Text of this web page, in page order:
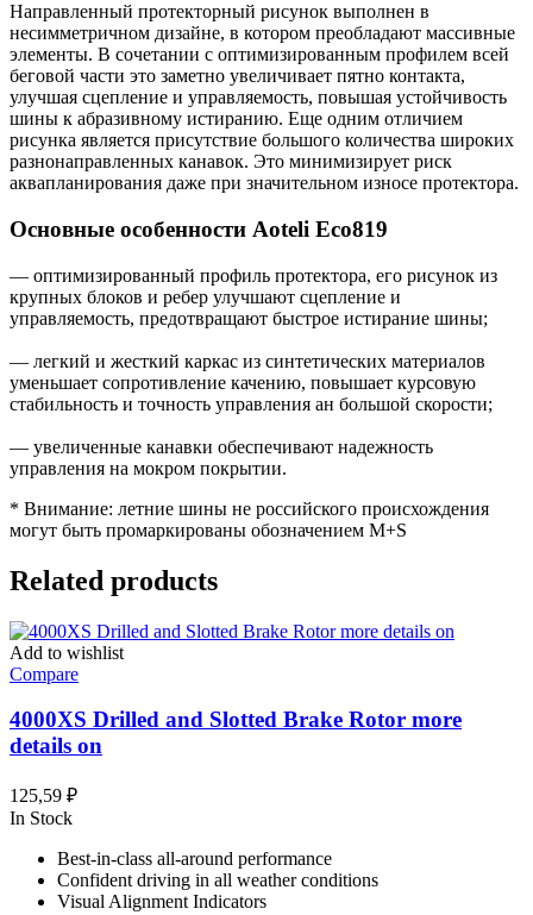
Направленный протекторный рисунок выполнен в
несимметричном дизайне, в котором преобладают массивные
элементы. В сочетании с оптимизированным профилем всей
беговой части это заметно увеличивает пятно контакта,
улучшая сцепление и управляемость, повышая устойчивость
шины к абразивному истиранию. Еще одним отличием
рисунка является присутствие большого количества широких
разнонаправленных канавок. Это минимизирует риск
аквапланирования даже при значительном износе протектора.
Основные особенности Aoteli Eco819
— оптимизированный профиль протектора, его рисунок из
крупных блоков и ребер улучшают сцепление и
управляемость, предотвращают быстрое истирание шины;
— легкий и жесткий каркас из синтетических материалов
уменьшает сопротивление качению, повышает курсовую
стабильность и точность управления ан большой скорости;
— увеличенные канавки обеспечивают надежность
управления на мокром покрытии.
* Внимание: летние шины не российского происхождения
могут быть промаркированы обозначением M+S
Related products
Add to wishlist
Compare
4000XS Drilled and Slotted Brake Rotor more
details on
125,59 ₽
In Stock
Best-in-class all-around performance
Confident driving in all weather conditions
Visual Alignment Indicators